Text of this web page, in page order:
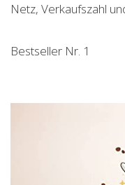
Netz, Verkaufszahl
Bestseller Nr. 1